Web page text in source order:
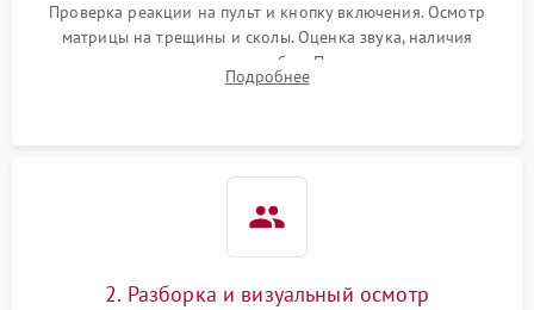
Проверка реакции на пульт и кнопку включения. Осмотр
матрицы на трещины и сколы. Оценка звука, наличия
подсветки и индикаторов ошибок. Подключение тестовых
источников сигнала для выявления симптомов поломки.
Подробнее
2. Разборка и визуальный осмотр